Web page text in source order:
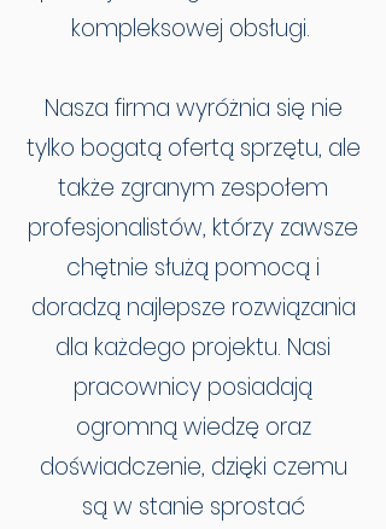
kompleksowej obsługi.
Nasza firma wyróżnia się nie
tylko bogatą ofertą sprzętu, ale
także zgranym zespołem
profesjonalistów, którzy zawsze
chętnie służą pomocą i
doradzą najlepsze rozwiązania
dla każdego projektu. Nasi
pracownicy posiadają
ogromną wiedzę oraz
doświadczenie, dzięki czemu
są w stanie sprostać